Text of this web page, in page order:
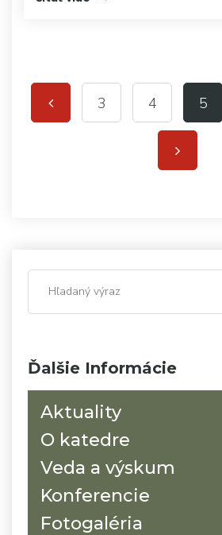
Ďalšie Informácie
Aktuality
O katedre
Veda a výskum
Konferencie
Fotogaléria
3 4 5